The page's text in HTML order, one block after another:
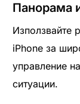
Панорама
Използвайте
iPhone за
управление
ситуации.